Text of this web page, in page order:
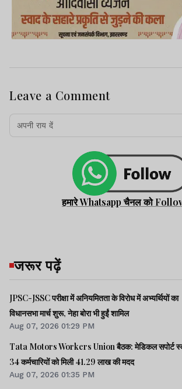
Leave a Comment
हमारे Whatsapp चैनल को
जरूर पढ़ें
JPSC-JSSC परीक्षा में अनियमितता के विरोध में अभ्यर्थियों का
विधानसभा मार्च शुरू, नेहा बोरा भी हुईं शामिल
Aug 07, 2026 01:29 PM
Tata Motors Workers Union बैठक: मेडिकल सपोर्ट
34 कर्मचारियों को मिली 41.29 लाख की मदद
Aug 07, 2026 01:35 PM